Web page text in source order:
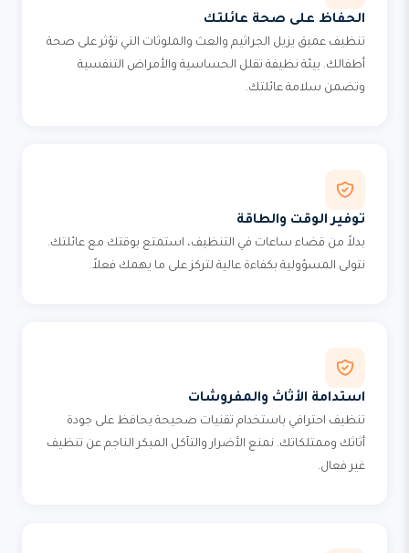
الحفاظ على صحة عائلتك
تنظيف عميق يزيل الجراثيم والعث والملوثات التي تؤثر على صحة
أطفالك. بيئة نظيفة تقلل الحساسية والأمراض التنفسية
وتضمن سلامة عائلتك.
توفير الوقت والطاقة
بدلاً من قضاء ساعات في التنظيف، استمتع بوقتك مع عائلتك.
نتولى المسؤولية بكفاءة عالية لتركز على ما يهمك فعلاً.
استدامة الأثاث والمفروشات
تنظيف احترافي باستخدام تقنيات صحيحة يحافظ على جودة
أثاثك وممتلكاتك. نمنع الأضرار والتآكل المبكر الناجم عن تنظيف
غير فعال.